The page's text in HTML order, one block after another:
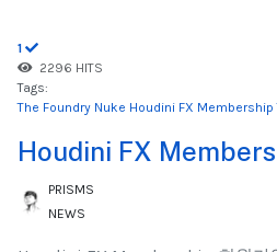
1
2296 HITS
Tags:
The Foundry Nuke Houdini FX Membership
Houdini FX
PRISMS
NEWS